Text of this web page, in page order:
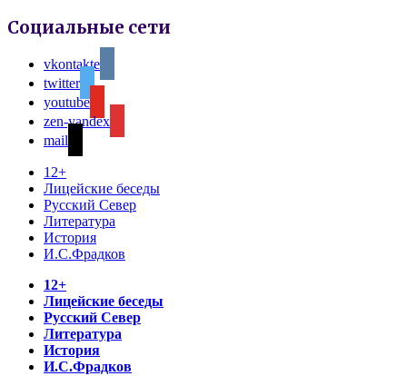
Социальные сети
vkontakte
twitter
youtube
zen-yandex
mail
12+
Лицейские беседы
Русский Север
Литература
История
И.С.Фрадков
12+
Лицейские беседы
Русский Север
Литература
История
И.С.Фрадков